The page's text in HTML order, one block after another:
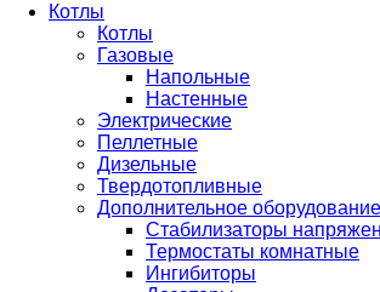
Котлы
Котлы
Газовые
Напольные
Настенные
Электрические
Пеллетные
Дизельные
Твердотопливные
Дополнительное оборудование
Стабилизаторы
Термостаты комнатные
Ингибиторы